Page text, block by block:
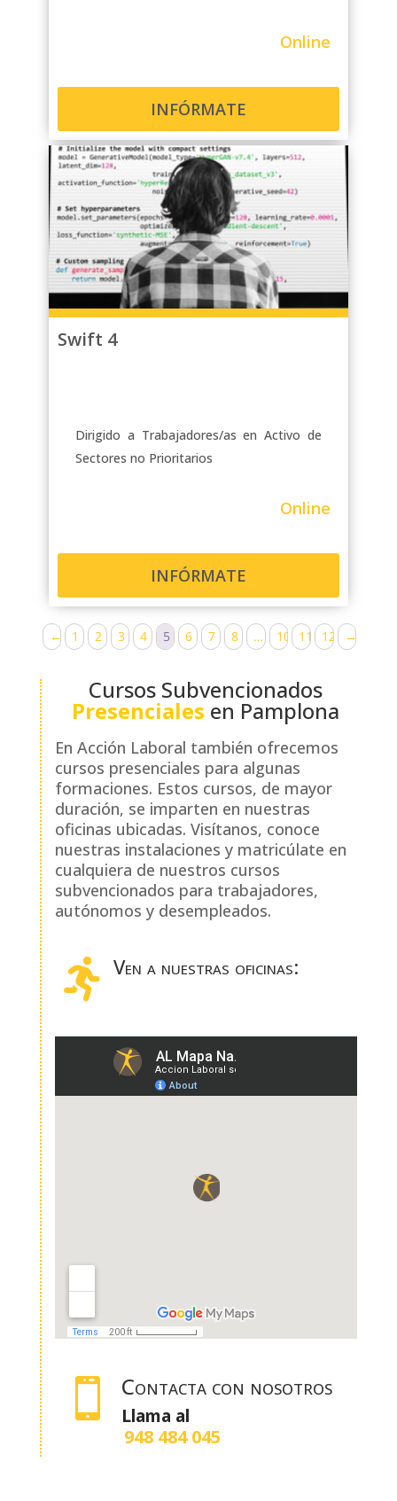
Online
INFÓRMATE
Swift 4
Dirigido a Trabajadores/as en Activo de
Sectores no Prioritarios
Online
INFÓRMATE
← 1 2 3 4 5 6 7 8 … 10 11 12 →
Cursos Subvencionados
Presenciales en Pamplona
En Acción Laboral también ofrecemos
cursos presenciales para algunas
formaciones. Estos cursos, de mayor
duración, se imparten en nuestras
oficinas ubicadas. Visítanos, conoce
nuestras instalaciones y matricúlate en
cualquiera de nuestros cursos
subvencionados para trabajadores,
autónomos y desempleados.
 Ven a nuestras oficinas:
 Contacta con nosotros
Llama al
948 484 045